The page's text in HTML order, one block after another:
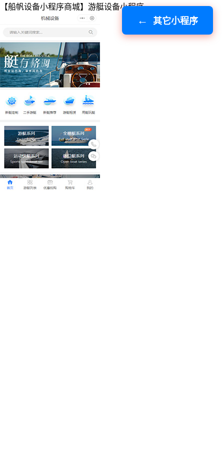
其它小程序
【船帆设备小程序商城】游艇设备小程序